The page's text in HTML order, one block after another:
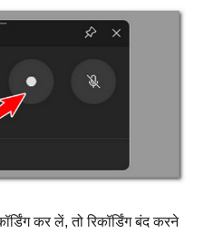
कर लें, तो रिकॉर्डिंग बंद करने